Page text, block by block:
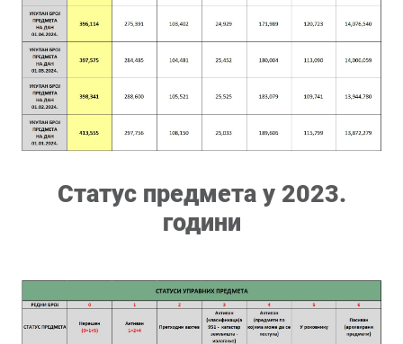
Статус предмета у 2023.
години